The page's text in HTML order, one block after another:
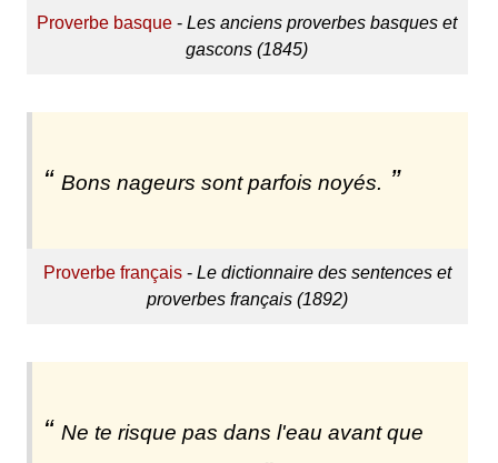
Proverbe basque -Les anciens proverbes basques et
gascons (1845)
Bons nageurs sont parfois noyés.
Proverbe français- Le dictionnaire des sentences et
proverbes français (1892)
Ne te risque pas dans l'eau avant que